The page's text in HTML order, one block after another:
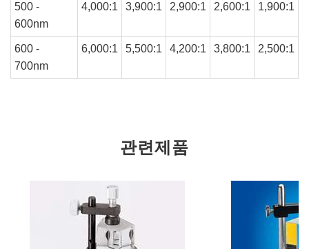
500 -
600nm
4,000:1 3,900:1 2,900:1 2,600:1 1,900:1
600 -
700nm
6,000:1 5,500:1 4,200:1 3,800:1 2,500:1
관련제품